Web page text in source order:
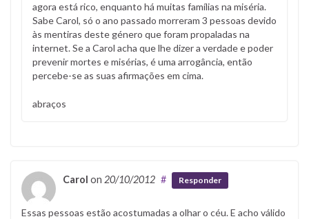
agora está rico, enquanto há muitas famílias na miséria.
Sabe Carol, só o ano passado morreram 3 pessoas devido
às mentiras deste género que foram propaladas na
internet. Se a Carol acha que lhe dizer a verdade e poder
prevenir mortes e misérias, é uma arrogância, então
percebe-se as suas afirmações em cima.
abraços
Carol on 20/10/2012 # Responder
Essas pessoas estão acostumadas a olhar o céu. E acho válido